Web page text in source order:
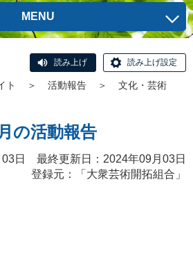
MENU
読み上げ 読み上げ設定
ト ＞ 活動報告 ＞
文化・芸術
の活動報告
日 最終更新日：2024年09月03日
登録元：「 大衆芸術開拓組合 」